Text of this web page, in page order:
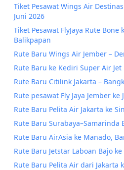
Tiket Pesawat Wings Air
Juni 2026
Tiket Pesawat FlyJaya Rute
Balikpapan
Rute Baru Wings Air Jember –
Rute Baru ke Kediri Super Air Jet
Rute Baru Citilink Jakarta –
Rute pesawat Fly Jaya Jember ke
Rute Baru Pelita Air Jakarta ke
Rute Baru Surabaya–Samarinda
Rute Baru AirAsia ke Manado,
Rute Baru Jetstar Laboan Bajo
Rute Baru Pelita Air dari Jakarta